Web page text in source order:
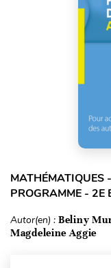
MATHÉMATIQUES
PROGRAMME - 2E
Autor(en) : Beliny
Magdeleine Aggie